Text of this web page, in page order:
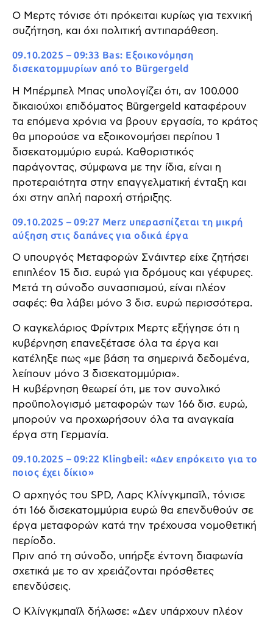
Ο Μερτς τόνισε ότι πρόκειται κυρίως για τεχνική
συζήτηση, και όχι πολιτική αντιπαράθεση.
09.10.2025 – 09:33 Bas: Εξοικονόμηση
δισεκατομμυρίων από το Bürgergeld
Η Μπέρμπελ Μπας υπολογίζει ότι, αν 100.000
δικαιούχοι επιδόματος Bürgergeld καταφέρουν
τα επόμενα χρόνια να βρουν εργασία, το κράτος
θα μπορούσε να εξοικονομήσει περίπου 1
δισεκατομμύριο ευρώ. Καθοριστικός
παράγοντας, σύμφωνα με την ίδια, είναι η
προτεραιότητα στην επαγγελματική ένταξη και
όχι στην απλή παροχή στήριξης.
09.10.2025 – 09:27 Merz υπερασπίζεται τη μικρή
αύξηση στις δαπάνες για οδικά έργα
Ο υπουργός Μεταφορών Σνάιντερ είχε ζητήσει
επιπλέον 15 δισ. ευρώ για δρόμους και γέφυρες.
Μετά τη σύνοδο συνασπισμού, είναι πλέον
σαφές: θα λάβει μόνο 3 δισ. ευρώ περισσότερα.
Ο καγκελάριος Φρίντριχ Μερτς εξήγησε ότι η
κυβέρνηση επανεξέτασε όλα τα έργα και
κατέληξε πως «με βάση τα σημερινά δεδομένα,
λείπουν μόνο 3 δισεκατομμύρια».
Η κυβέρνηση θεωρεί ότι, με τον συνολικό
προϋπολογισμό μεταφορών των 166 δισ. ευρώ,
μπορούν να προχωρήσουν όλα τα αναγκαία
έργα στη Γερμανία.
09.10.2025 – 09:22 Klingbeil: «Δεν επρόκειτο για το
ποιος έχει δίκιο»
Ο αρχηγός του SPD, Λαρς Κλίνγκμπαϊλ, τόνισε
ότι 166 δισεκατομμύρια ευρώ θα επενδυθούν σε
έργα μεταφορών κατά την τρέχουσα νομοθετική
περίοδο.
Πριν από τη σύνοδο, υπήρξε έντονη διαφωνία
σχετικά με το αν χρειάζονται πρόσθετες
επενδύσεις.
Ο Κλίνγκμπαϊλ δήλωσε: «Δεν υπάρχουν πλέον